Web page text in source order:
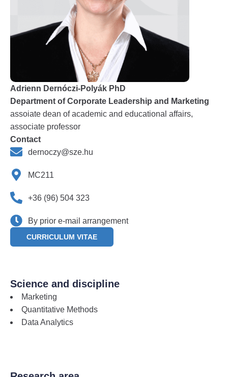
Adrienn Dernóczi-Polyák PhD
Department of Corporate Leadership and Marketing
assoiate dean of academic and educational affairs,
associate professor
Contact
dernoczy@sze.hu
MC211
+36 (96) 504 323
By prior e-mail arrangement
CURRICULUM VITAE
Science and discipline
Marketing
Quantitative Methods
Data Analytics